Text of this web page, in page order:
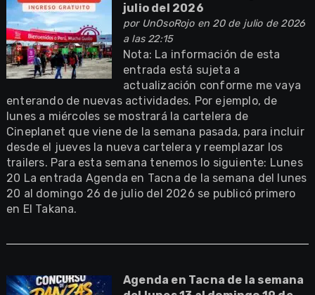
julio del 2026
por UnOsoRojoen 20 de julio de 2026
a las 22:15
Nota: La información de esta
entrada está sujeta a
actualización conforme me vaya
enterando de nuevas actividades. Por ejemplo, de
lunes a miércoles se mostrará la cartelera de
Cineplanet que viene de la semana pasada, para incluir
desde el jueves la nueva cartelera y reemplazar los
trailers. Para esta semana tenemos lo siguiente: Lunes
20 La entrada Agenda en Tacna de la semana del lunes
20 al domingo 26 de julio del 2026 se publicó primero
en El Takana.
Agenda en Tacna de la semana